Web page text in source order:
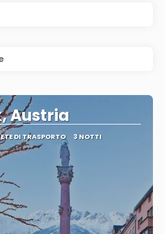
Austria
DI TRASPORTO 3 NOTTI